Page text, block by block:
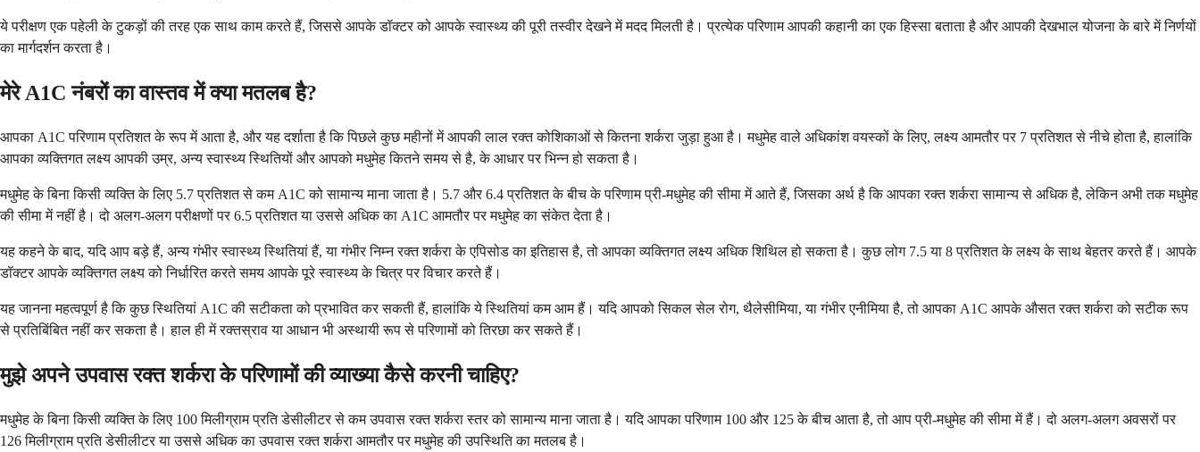
ये परीक्षण एक पहेली के टुकड़ों की तरह एक साथ काम करते हैं, जिससे आपके डॉक्टर को आपके स्वास्थ्य की पूरी तस्वीर देखने में मदद मिलती है। प्रत्येक परिणाम आपकी कहानी का एक हिस्सा बताता है और आपकी देखभाल योजना के बारे में निर्णयों
का मार्गदर्शन करता है।
मेरे A1C नंबरों का वास्तव में क्या मतलब है?
आपका A1C परिणाम प्रतिशत के रूप में आता है, और यह दर्शाता है कि पिछले कुछ महीनों में आपकी लाल रक्त कोशिकाओं से कितना शर्करा जुड़ा हुआ है। मधुमेह वाले अधिकांश वयस्कों के लिए, लक्ष्य आमतौर पर 7 प्रतिशत से नीचे होता है, हालांकि
आपका व्यक्तिगत लक्ष्य आपकी उम्र, अन्य स्वास्थ्य स्थितियों और आपको मधुमेह कितने समय से है, के आधार पर भिन्न हो सकता है।
मधुमेह के बिना किसी व्यक्ति के लिए 5.7 प्रतिशत से कम A1C को सामान्य माना जाता है। 5.7 और 6.4 प्रतिशत के बीच के परिणाम प्री-मधुमेह की सीमा में आते हैं, जिसका अर्थ है कि आपका रक्त शर्करा सामान्य से अधिक है, लेकिन अभी तक मधुमेह
की सीमा में नहीं है। दो अलग-अलग परीक्षणों पर 6.5 प्रतिशत या उससे अधिक का A1C आमतौर पर मधुमेह का संकेत देता है।
यह कहने के बाद, यदि आप बड़े हैं, अन्य गंभीर स्वास्थ्य स्थितियां हैं, या गंभीर निम्न रक्त शर्करा के एपिसोड का इतिहास है, तो आपका व्यक्तिगत लक्ष्य अधिक शिथिल हो सकता है। कुछ लोग 7.5 या 8 प्रतिशत के लक्ष्य के साथ बेहतर करते हैं। आपके
डॉक्टर आपके व्यक्तिगत लक्ष्य को निर्धारित करते समय आपके पूरे स्वास्थ्य के चित्र पर विचार करते हैं।
यह जानना महत्वपूर्ण है कि कुछ स्थितियां A1C की सटीकता को प्रभावित कर सकती हैं, हालांकि ये स्थितियां कम आम हैं। यदि आपको सिकल सेल रोग, थैलेसीमिया, या गंभीर एनीमिया है, तो आपका A1C आपके औसत रक्त शर्करा को सटीक रूप
से प्रतिबिंबित नहीं कर सकता है। हाल ही में रक्तस्राव या आधान भी अस्थायी रूप से परिणामों को तिरछा कर सकते हैं।
मुझे अपने उपवास रक्त शर्करा के परिणामों की व्याख्या कैसे करनी चाहिए?
मधुमेह के बिना किसी व्यक्ति के लिए 100 मिलीग्राम प्रति डेसीलीटर से कम उपवास रक्त शर्करा स्तर को सामान्य माना जाता है। यदि आपका परिणाम 100 और 125 के बीच आता है, तो आप प्री-मधुमेह की सीमा में हैं। दो अलग-अलग अवसरों पर
126 मिलीग्राम प्रति डेसीलीटर या उससे अधिक का उपवास रक्त शर्करा आमतौर पर मधुमेह की उपस्थिति का मतलब है।